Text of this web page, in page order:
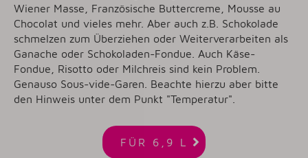
Wiener Masse, Französische Buttercreme, Mousse au
Chocolat und vieles mehr. Aber auch z.B. Schokolade
schmelzen zum Überziehen oder Weiterverarbeiten als
Ganache oder Schokoladen-Fondue. Auch Käse-
Fondue, Risotto oder Milchreis sind kein Problem.
Genauso Sous-vide-Garen. Beachte hierzu aber bitte
den Hinweis unter dem Punkt "Temperatur".

FÜR 6,9 L